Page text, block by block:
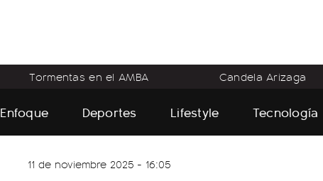
Tormentas en el AMBA Candela Arizaga
Enfoque Deportes Lifestyle Tecnología
11 de noviembre 2025 - 16:05